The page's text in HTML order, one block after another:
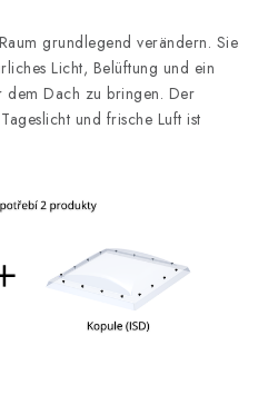
grundlegend verändern. Sie
Licht, Belüftung und ein
dem Dach zu bringen. Der
und frische Luft ist